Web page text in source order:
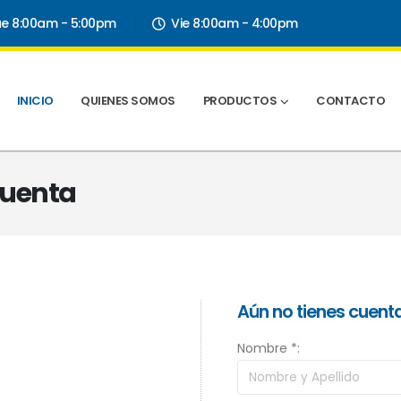
8:00am - 5:00pm Vie 8:00am - 4:00pm
INICIO QUIENES SOMOS PRODUCTOS CONTACTO
Aún no tienes
Nombre *: